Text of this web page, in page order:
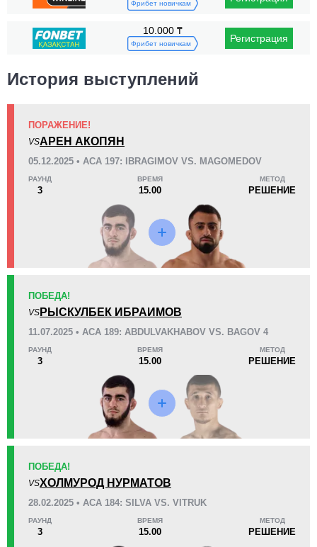
KO/TKO
РЕШ
Поражения
KO/TKO
0
12:17 4
Финиши в первом раунде
Статистика боев по организациям
ACA
AFC
9
Фрибет новичкам
10.000 ₸
Фрибет новичкам Регистрация
История выступлений
ПОРАЖЕНИЕ!
VSАРЕН АКОПЯН
05.12.2025 • ACA 197: IBRAGIMOV VS. MAGOMEDOV
РАУНД
3
ВРЕМЯ
15.00
МЕТОД
РЕШЕНИЕ
ПОБЕДА!
VS РЫСКУЛБЕК ИБРАИМОВ
11.07.2025 • ACA 189: ABDULVAKHABOV VS. BAGOV 4
РАУНД
3
ВРЕМЯ
15.00
МЕТОД
РЕШЕНИЕ
ПОБЕДА!
VSХОЛМУРОД НУРМАТОВ
28.02.2025 • ACA 184: SILVA VS. VITRUK
РАУНД
3
ВРЕМЯ
15.00
МЕТОД
РЕШЕНИЕ